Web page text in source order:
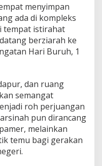
menyimpan
ada di kompleks
tempat istirahat
berziarah ke
Hari Buruh, 1
dan ruang
semangat
roh perjuangan
pun dirancang
melainkan
temu bagi gerakan